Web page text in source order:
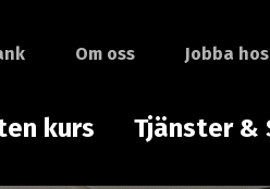
Om oss Jobba
kurs Tjänster &